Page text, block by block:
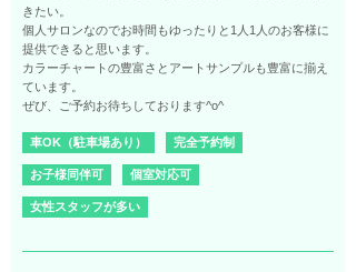
きたい。
個人サロンなのでお時間もゆったりと1人1人のお客様に
提供できると思います。
カラーチャートの豊富さとアートサンプルも豊富に揃え
ています。
ぜび、ご予約お待ちしております^o^
車OK（駐車場あり） 完全予約制
お子様同伴可 個室対応可
女性スタッフが多い